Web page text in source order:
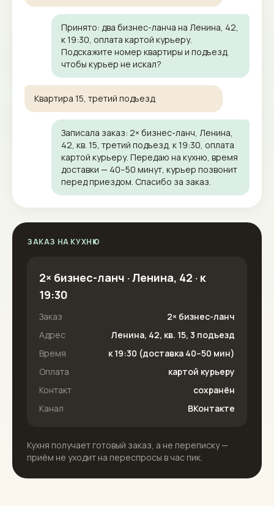
Принято: два бизнес-ланча на Ленина, 42,
к 19:30, оплата картой курьеру.
Подскажите номер квартиры и подъезд,
чтобы курьер не искал?
Квартира 15, третий подъезд.
Записала заказ: 2× бизнес-ланч, Ленина,
42, кв. 15, третий подъезд, к 19:30, оплата
картой курьеру. Передаю на кухню, время
доставки — 40–50 минут, курьер позвонит
перед приездом. Спасибо за заказ.
ЗАКАЗ НА КУХНЮ
2× бизнес-ланч · Ленина, 42 · к
19:30
Заказ
2× бизнес-ланч
Адрес
Ленина, 42, кв. 15, 3 подъезд
Время
к 19:30 (доставка 40–50 мин)
Оплата
картой курьеру
Контакт
сохранён
Канал
ВКонтакте
Кухня получает готовый заказ, а не переписку —
приём не уходит на переспросы в час пик.